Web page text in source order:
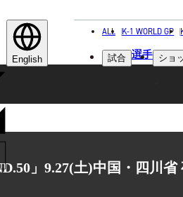
English
ALL K-1 WORLD GP
試合 選手 ショ
」9.27(土)中国・四川